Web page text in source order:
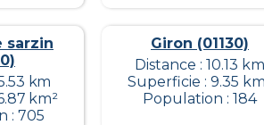
sarzin
km
km²
: 705
Giron (01130)
Distance : 10.13 km
Superficie : 9.35
Population : 184